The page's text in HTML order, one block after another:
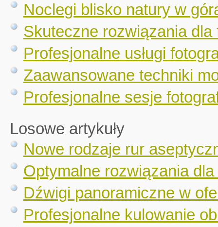
Noclegi blisko natury w
Skuteczne rozwiązania
Profesjonalne usługi
Zaawansowane techniki
Profesjonalne sesje
Losowe artykuły
Nowe rodzaje rur
Optymalne rozwiązania
Dźwigi panoramiczne w
Profesjonalne kulowanie